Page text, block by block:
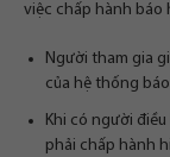
việc chấp hành báo
Người tham gia
của hệ thống
Khi có người
phải chấp hành